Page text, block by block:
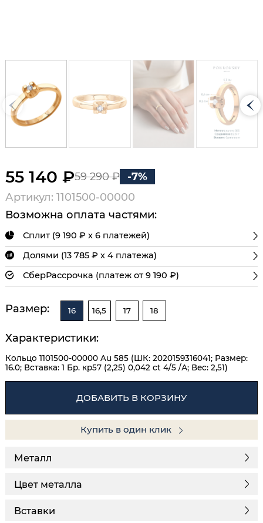
55 140 ₽59 290 ₽
-7%
Артикул: 1101500-00000
Возможна оплата частями:
Сплит (9 190 ₽ х 6 платежей)
Долями (13 785 ₽ х 4 платежа)
СберРассрочка (платеж от 9 190 ₽)
Размер: 16 16,5 17 18
Характеристики:
Кольцо 1101500-00000 Au 585 (ШК: 2020159316041; Размер:
16.0; Вставка: 1 Бр. кр57 (2,25) 0,042 ct 4/5 /А; Вес: 2,51)
ДОБАВИТЬ В КОРЗИНУ
Купить в один клик
Металл
Цвет металла
Вставки